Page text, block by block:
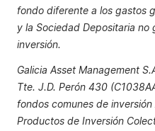
fondo diferente a los gastos
y la Sociedad Depositaria no
inversión.
Galicia Asset Management
Tte. J.D. Perón 430
fondos comunes de
Productos de Inversión